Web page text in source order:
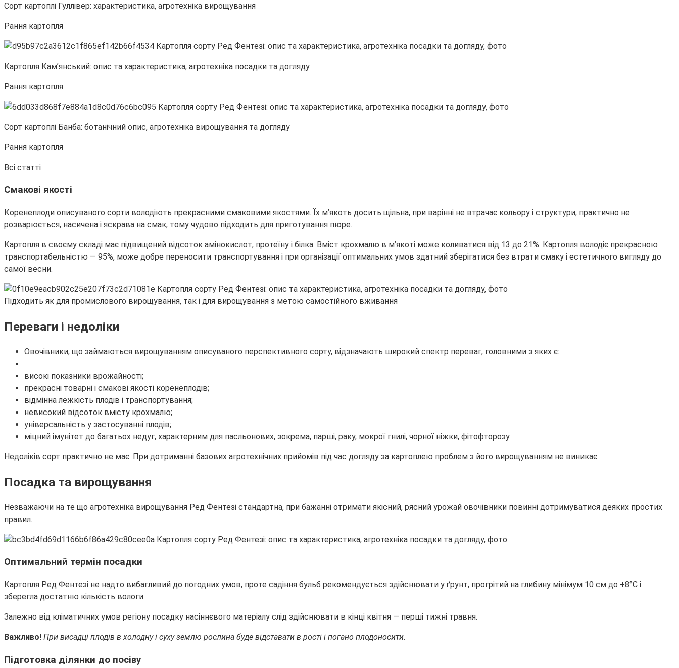
Сорт картоплі Гуллівер: характеристика, агротехніка вирощування
Рання картопля
Картопля Кам’янський: опис та характеристика, агротехніка посадки та догляду
Рання картопля
Сорт картоплі Банба: ботанічний опис, агротехніка вирощування та догляду
Рання картопля
Всі статті
Смакові якості
Коренеплоди описуваного сорти володіють прекрасними смаковими якостями. Їх м’якоть досить щільна, при варінні не втрачає кольору і структури, практично не
розварюється, насичена і яскрава на смак, тому чудово підходить для приготування пюре.
Картопля в своєму складі має підвищений відсоток амінокислот, протеїну і білка. Вміст крохмалю в м’якоті може коливатися від 13 до 21%. Картопля володіє прекрасною
транспортабельністю — 95%, може добре переносити транспортування і при організації оптимальних умов здатний зберігатися без втрати смаку і естетичного вигляду до
самої весни.
Підходить як для промислового вирощування, так і для вирощування з метою самостійного вживання
Переваги і недоліки
Овочівники, що займаються вирощуванням описуваного перспективного сорту, відзначають широкий спектр переваг, головними з яких є:
високі показники врожайності;
прекрасні товарні і смакові якості коренеплодів;
відмінна лежкість плодів і транспортування;
невисокий відсоток вмісту крохмалю;
універсальність у застосуванні плодів;
міцний імунітет до багатьох недуг, характерним для пасльонових, зокрема, парші, раку, мокрої гнилі, чорної ніжки, фітофторозу.
Недоліків сорт практично не має. При дотриманні базових агротехнічних прийомів під час догляду за картоплею проблем з його вирощуванням не виникає.
Посадка та вирощування
Незважаючи на те що агротехніка вирощування Ред Фентезі стандартна, при бажанні отримати якісний, рясний урожай овочівники повинні дотримуватися деяких простих
правил.
Оптимальний термін посадки
Картопля Ред Фентезі не надто вибагливий до погодних умов, проте садіння бульб рекомендується здійснювати у ґрунт, прогрітий на глибину мінімум 10 см до +8°С і
зберегла достатню кількість вологи.
Залежно від кліматичних умов регіону посадку насіннєвого матеріалу слід здійснювати в кінці квітня — перші тижні травня.
Важливо! При висадці плодів в холодну і суху землю рослина буде відставати в рості і погано плодоносити.
Підготовка ділянки до посіву